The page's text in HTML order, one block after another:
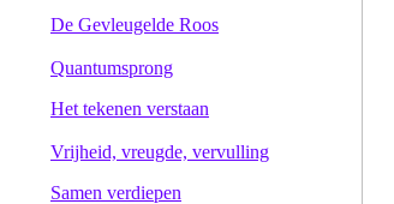
De Gevleugelde Roos
Vrijheid, vreugde, vervulling
Het tekenen verstaan
Quantumsprong
Samen verdiepen